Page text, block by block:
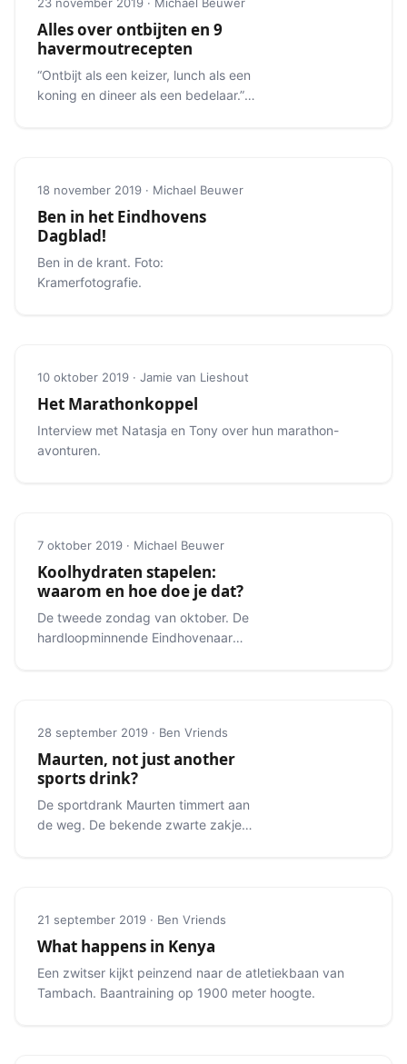
Alles over ontbijten en 9
havermoutrecepten
“Ontbijt als een keizer, lunch als een
koning en dineer als een bedelaar.”
18 november 2019 · Michael Beuwer
Ben in het Eindhovens
Dagblad!
Ben in de krant. Foto:
Kramerfotografie.
10 oktober 2019 · Jamie van Lieshout
Het Marathonkoppel
Interview met Natasja en Tony over hun marathon-
avonturen.
7 oktober 2019 · Michael Beuwer
Koolhydraten stapelen:
waarom en hoe doe je dat?
De tweede zondag van oktober. De
hardloopminnende Eindhovenaar
28 september 2019 · Ben Vriends
Maurten, not just another
sports drink?
De sportdrank Maurten timmert aan
de weg. De bekende zwarte zakjes
21 september 2019 · Ben Vriends
What happens in Kenya
Een zwitser kijkt peinzend naar de atletiekbaan van
Tambach. Baantraining op 1900 meter hoogte.